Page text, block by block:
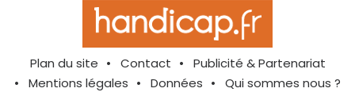
Plan du site Contact
Publicité & Partenariat
Mentions légales
Données Qui sommes nous ?